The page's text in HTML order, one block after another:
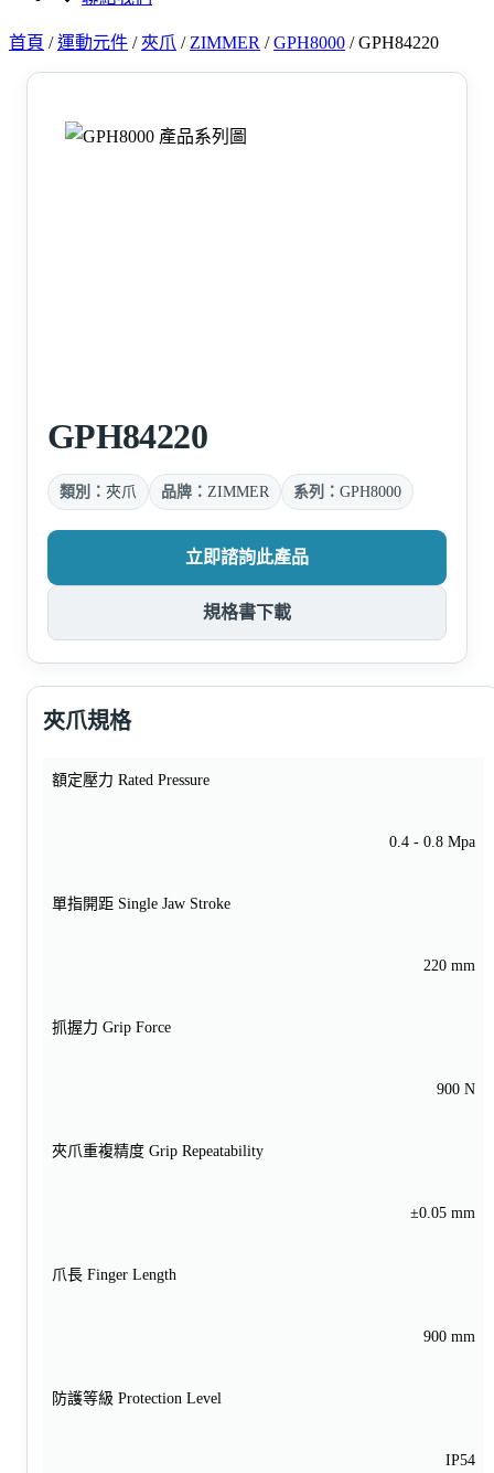
首頁 /運動元件 /夾爪 / ZIMMER /GPH8000 /GPH84220
GPH84220
類別： 夾爪 品牌： ZIMMER 系列： GPH8000
立即諮詢此產品
規格書下載
夾爪規格
額定壓力 Rated Pressure
0.4 - 0.8 Mpa
單指開距 Single Jaw Stroke
220 mm
抓握力 Grip Force
900 N
夾爪重複精度 Grip Repeatability
±0.05 mm
爪長 Finger Length
900 mm
防護等級 Protection Level
IP54